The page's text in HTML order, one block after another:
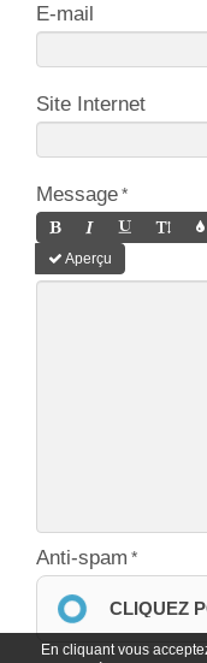
E-mail
Site Internet
Message
Aperçu
Anti-spam
CLIQUEZ
En cliquant vous